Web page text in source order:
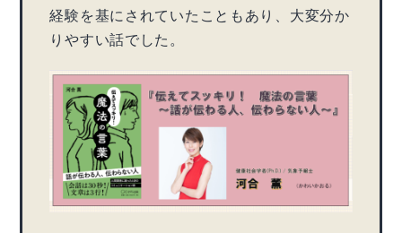
経験を基にされていたこともあり、大変分か
りやすい話でした。